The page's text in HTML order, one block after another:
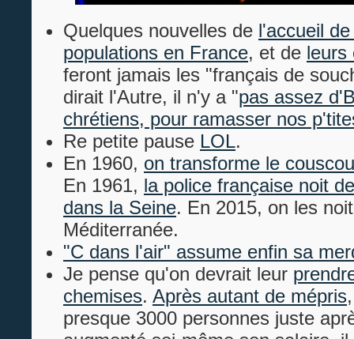
Quelques nouvelles de l'accueil
populations en France, et de leurs
feront jamais les "français de
dirait l'Autre, il n'y a "pas assez
chrétiens, pour ramasser nos
Re petite pause LOL.
En 1960, on transforme le
En 1961, la police française noit
dans la Seine. En 2015, on les
Méditerranée.
"C dans l'air" assume enfin sa
Je pense qu'on devrait leur
chemises. Après autant de mépris
presque 3000 personnes juste